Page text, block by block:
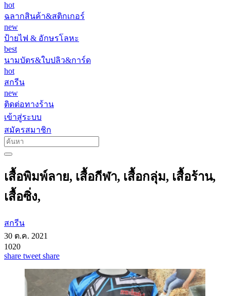
hot
ฉลากสินค้า&สติกเกอร์
new
ป้ายไฟ & อักษรโลหะ
best
นามบัตร&ใบปลิว&การ์ด
hot
สกรีน
new
ติดต่อทางร้าน
เข้าสู่ระบบ
สมัครสมาชิก
เสื้อพิมพ์ลาย, เสื้อกีฬา, เสื้อกลุ่ม, เสื้อร้าน,
เสื้อซิ่ง,
สกรีน
30 ต.ค. 2021
1020
share tweet share